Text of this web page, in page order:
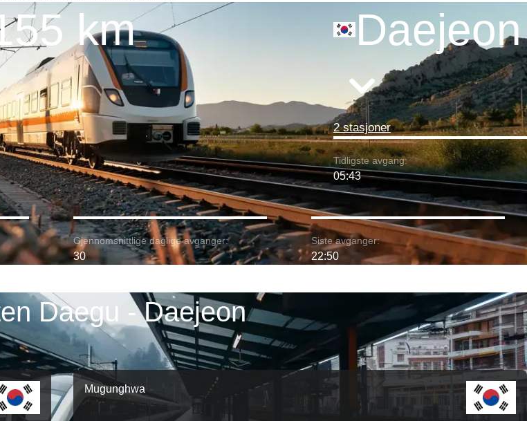
km Daejeon
2 stasjoner
Tidligste avgang:
05:43
Gjennomsnittlige daglige avganger:
30
Siste avganger:
22:50
Daegu - Daejeon
Mugunghwa